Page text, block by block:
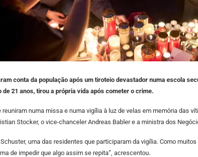
conta da população após um tiroteio devastador numa escola
21 anos, tirou a própria vida após cometer o crime.
numa missa e numa vigília à luz de velas em memória das
Stocker, o vice-chanceler Andreas Babler e a ministra dos
uma das residentes que participaram da vigília. Como
de impedir que algo assim se repita”, acrescentou.